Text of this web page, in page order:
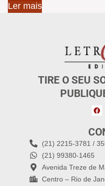
Ler mais
TIRE O SEU
(21) 2215-3781 /
(21) 99380-1465
Avenida Treze de
Centro – Rio de